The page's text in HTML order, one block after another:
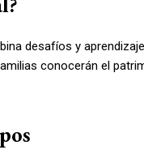
desafíos y
conocerán el